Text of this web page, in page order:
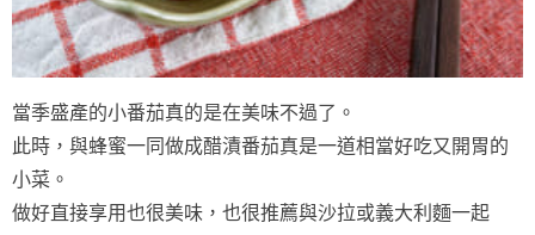
當季盛產的小番茄真的是在美味不過了。
此時，與蜂蜜一同做成醋漬番茄真是一道相當好吃又開胃的
小菜。
做好直接享用也很美味，也很推薦與沙拉或義大利麵一起